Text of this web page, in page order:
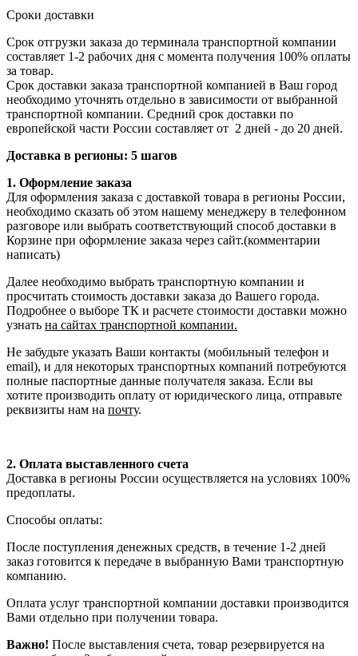
Сроки доставки
Срок отгрузки заказа до терминала транспортной компании
составляет 1-2 рабочих дня с момента получения 100% оплаты
за товар.
Срок доставки заказа транспортной компанией в Ваш город
необходимо уточнять отдельно в зависимости от выбранной
транспортной компании. Средний срок доставки по
европейской части России составляет от 2 дней - до 20 дней.
Доставка в регионы: 5 шагов
1. Оформление заказа
Для оформления заказа с доставкой товара в регионы России,
необходимо сказать об этом нашему менеджеру в телефонном
разговоре или выбрать соответствующий способ доставки в
Корзине при оформление заказа через сайт.(комментарии
написать)
Далее необходимо выбрать транспортную компании и
просчитать стоимость доставки заказа до Вашего города.
Подробнее о выборе ТК и расчете стоимости доставки можно
узнать на сайтах транспортной компании.
Не забудьте указать Ваши контакты (мобильный телефон и
email), и для некоторых транспортных компаний потребуются
полные паспортные данные получателя заказа. Если вы
хотите производить оплату от юридического лица, отправьте
реквизиты нам на почту.
2. Оплата выставленного счета
Доставка в регионы России осуществляется на условиях 100%
предоплаты.
Способы оплаты:
После поступления денежных средств, в течение 1-2 дней
заказ готовится к передаче в выбранную Вами транспортную
компанию.
Оплата услуг транспортной компании доставки производится
Вами отдельно при получении товара.
Важно! После выставления счета, товар резервируется на